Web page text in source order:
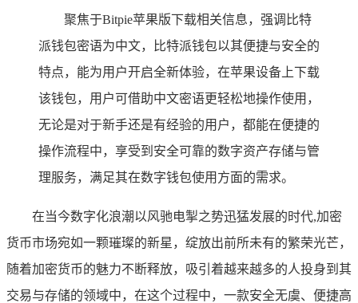
聚焦于Bitpie苹果版下载相关信息，强调比特
派钱包密语为中文，比特派钱包以其便捷与安全的
特点，能为用户开启全新体验，在苹果设备上下载
该钱包，用户可借助中文密语更轻松地操作使用，
无论是对于新手还是有经验的用户，都能在便捷的
操作流程中，享受到安全可靠的数字资产存储与管
理服务，满足其在数字钱包使用方面的需求。
在当今数字化浪潮以风驰电掣之势迅猛发展的时代,加密
货币市场宛如一颗璀璨的新星，绽放出前所未有的繁荣光芒，
随着加密货币的魅力不断释放，吸引着越来越多的人投身到其
交易与存储的领域中，在这个过程中，一款安全无虞、便捷高